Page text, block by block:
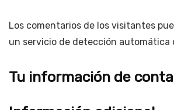
Los comentarios de los visitantes
un servicio de detección automática
Tu información de